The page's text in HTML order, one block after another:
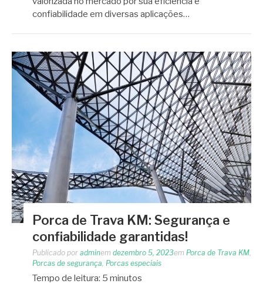
confiabilidade em diversas aplicações…
Porca de Trava KM: Segurança e
confiabilidade garantidas!
Publicado por adminem dezembro 5, 2023em Porca de Trava KM
Porcas de segurança Porcas especiais
Tempo de leitura: 5 minutos